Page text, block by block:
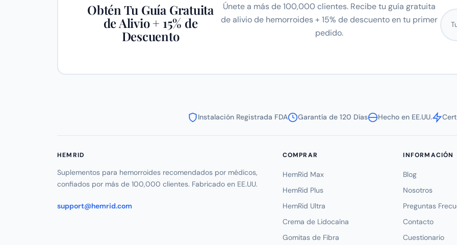
Obtén Tu Guía Gratuita
de Alivio + 15% de
Descuento
Únete a más de 100,000 clientes. Recibe tu guía gratuita
de alivio de hemorroides + 15% de descuento en tu primer
pedido.
Instalación Registrada FDA Garantía de 120 Días Hecho en EE.UU.
HEMRID
Suplementos para hemorroides recomendados por médicos,
confiados por más de 100,000 clientes. Fabricado en EE.UU.
support@hemrid.com
COMPRAR
HemRid Max
HemRid Plus
HemRid Ultra
Crema de Lidocaína
Gomitas de Fibra
INFORMACIÓN
Blog
Nosotros
Preguntas
Contacto
Cuestionario